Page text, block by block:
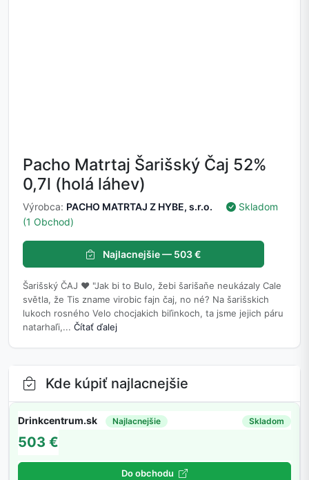
Pacho Matrtaj Šarišský Čaj 52%
0,7l (holá láhev)
Výrobca: PACHO MATRTAJ Z HYBE, s.r.o.
Skladom
(1 Obchod)
Najlacnejšie — 503 €
Šarišský ČAJ ❤ "Jak bi to Bulo, žebi šarišaňe neukázaly Cale
světla, že Tis zname virobic fajn čaj, no né? Na šarišskich
lukoch rosného Velo chocjakich biľinkoch, ta jsme jejich páru
natarhaľi,... Čítať ďalej
Kde kúpiť najlacnejšie
Drinkcentrum.sk Najlacnejšie Skladom
503 €
Do obchodu